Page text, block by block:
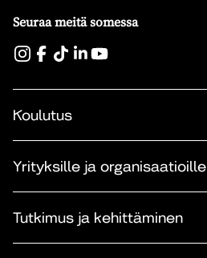
Seuraa meitä somessa
Koulutus
Yrityksille ja organisaatioille
Tutkimus ja kehittäminen